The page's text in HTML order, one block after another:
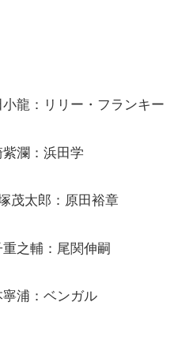
龍：リリー・フランキー
瀾：浜田学
茂太郎：原田裕章
之輔：尾関伸嗣
浦：ベンガル